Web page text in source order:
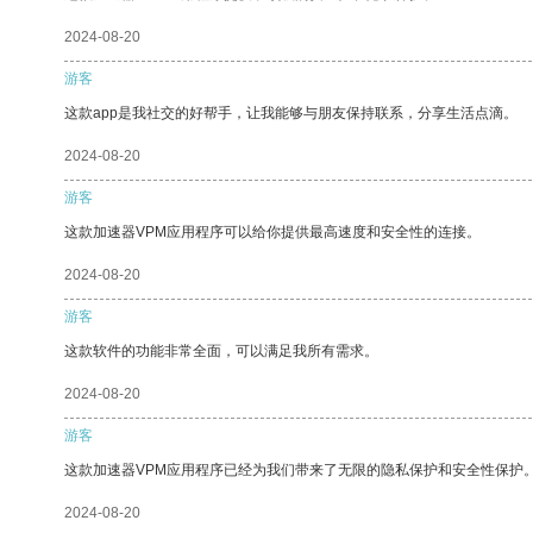
2024-08-20
游客
这款app是我社交的好帮手，让我能够与朋友保持联系，分享生活点滴。
2024-08-20
游客
这款加速器VPM应用程序可以给你提供最高速度和安全性的连接。
2024-08-20
游客
这款软件的功能非常全面，可以满足我所有需求。
2024-08-20
游客
这款加速器VPM应用程序已经为我们带来了无限的隐私保护和安全性保护
2024-08-20